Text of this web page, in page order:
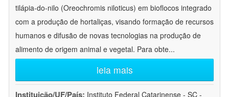
tilápia-do-nilo (Oreochromis niloticus) em bioflocos integrado
com a produção de hortaliças, visando formação de recursos
humanos e difusão de novas tecnologias na produção de
alimento de origem animal e vegetal. Para obte...
leia mais
Instituição/UF/País: Instituto Federal Catarinense - SC -